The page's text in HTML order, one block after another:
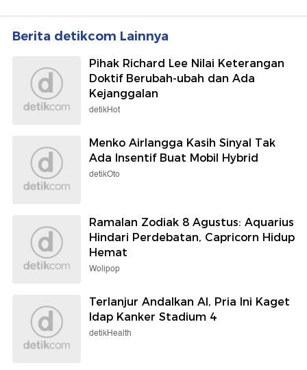
Berita detikcom Lainnya
Pihak Richard Lee Nilai Keterangan
Doktif Berubah-ubah dan Ada
Kejanggalan
detikHot
Menko Airlangga Kasih Sinyal Tak
Ada Insentif Buat Mobil Hybrid
detikOto
Ramalan Zodiak 8 Agustus: Aquarius
Hindari Perdebatan, Capricorn Hidup
Hemat
Wolipop
Terlanjur Andalkan AI, Pria Ini Kaget
Idap Kanker Stadium 4
detikHealth